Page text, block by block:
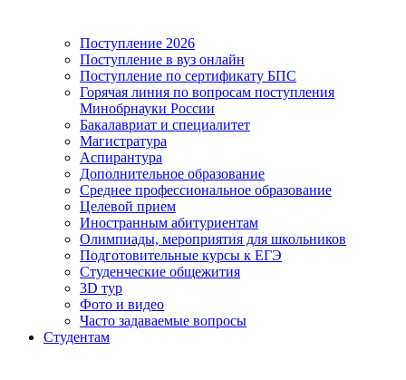
Поступление 2026
Поступление в вуз онлайн
Поступление по сертификату БПС
Горячая линия по вопросам поступления
Минобрнауки России
Бакалавриат и специалитет
Магистратура
Аспирантура
Дополнительное образование
Среднее профессиональное образование
Целевой прием
Иностранным абитуриентам
Олимпиады, мероприятия для школьников
Подготовительные курсы к ЕГЭ
Студенческие общежития
3D тур
Фото и видео
Часто задаваемые вопросы
Студентам